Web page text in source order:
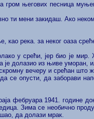
његових песница
ти мени закидаш. Ако
као река. за неког оаза
у срећи, јер био је
долазио из њиве уморан,
вечеру и срећан што
се опусти, да заборави
фебруара 1941. године
Зима се необично
да долази мрак.